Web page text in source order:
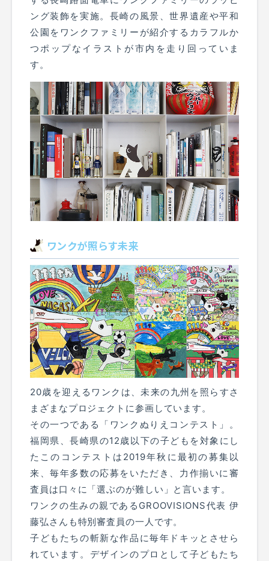
ング装飾を実施。長崎の風景、世界遺産や平和
公園をワンクファミリーが紹介するカラフルか
つポップなイラストが市内を走り回っていま
す。
ワンクが照らす未来
20歳を迎えるワンクは、未来の九州を照らすさ
まざまなプロジェクトに参画しています。
その一つである「ワンクぬりえコンテスト」。
福岡県、長崎県の12歳以下の子どもを対象にし
たこのコンテストは2019年秋に最初の募集以
来、毎年多数の応募をいただき、力作揃いに審
査員は口々に「選ぶのが難しい」と言います。
ワンクの生みの親であるGROOVISIONS代表 伊
藤弘さんも特別審査員の一人です。
子どもたちの斬新な作品に毎年ドキッとさせら
れています。デザインのプロとして子どもたち